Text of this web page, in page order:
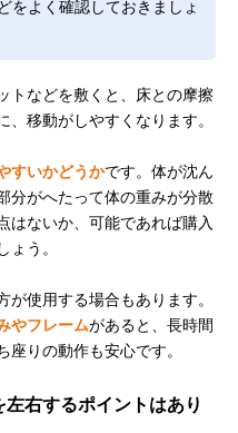
をよく確認しておきましょ
トなどを敷くと、床との摩擦
移動がしやすくなります。
すいかどうかです。体が沈ん
分がへたって体の重みが分散
はないか、可能であれば購入
ょう。
が使用する場合もあります。
やフレームがあると、長時間
りの動作も安心です。
右するポイントはあり